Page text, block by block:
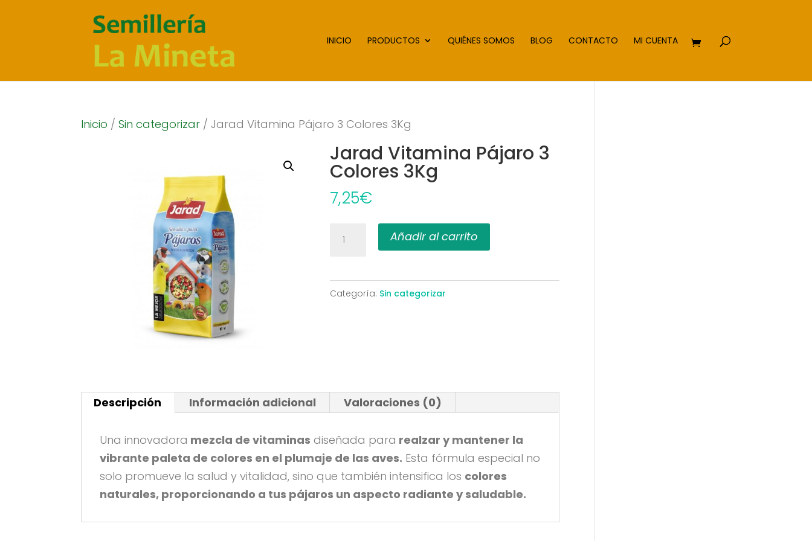
INICIO PRODUCTOS QUIÉNES SOMOS BLOG CONTACTO MI CUENTA
Inicio /Sin categorizar / Jarad Vitamina Pájaro 3 Colores 3Kg
Jarad Vitamina Pájaro 3
Colores 3Kg
7,25€
3
Colores
Añadir al carrito
Categoría: Sin categorizar
Descripción Información adicional Valoraciones (0)
Una innovadora mezcla de vitaminas diseñada para realzar y mantener la
vibrante paleta de colores en el plumaje de las aves. Esta fórmula especial no
solo promueve la salud y vitalidad, sino que también intensifica los colores
naturales, proporcionando a tus pájaros un aspecto radiante y saludable.